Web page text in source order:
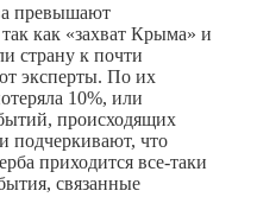
превышают
как «захват Крыма» и
страну к почти
эксперты. По их
10%, или
происходящих
подчеркивают, что
приходится все-таки
связанные